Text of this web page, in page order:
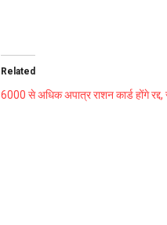
Related
6000 से अधिक अपात्र राशन कार्ड होंगे रद्द,